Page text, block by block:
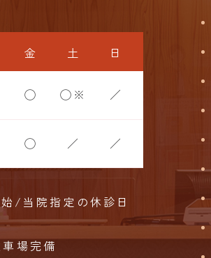
金 土 日
◯ ◯※ ／
◯ ／ ／
/当院指定の休診日
車場完備